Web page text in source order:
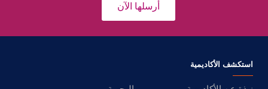
أرسلها الآن
استكشف الأكاديمية